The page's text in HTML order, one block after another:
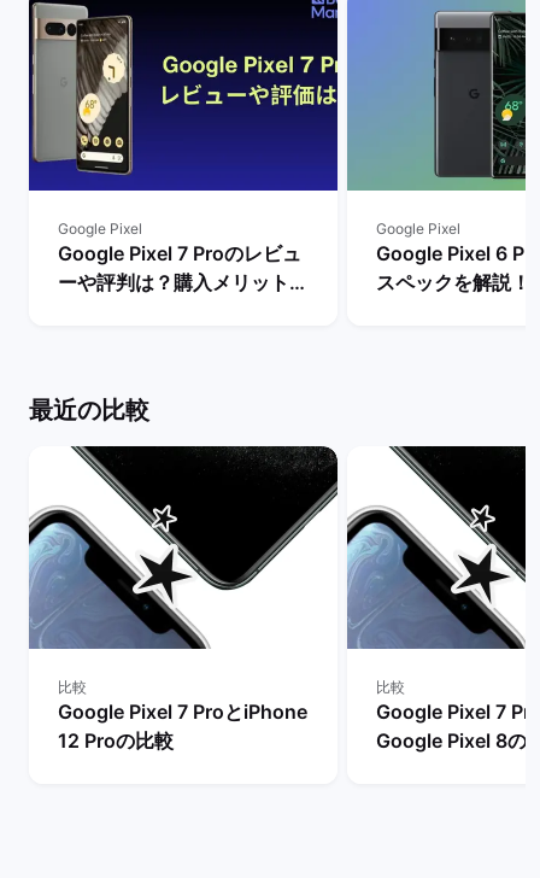
Google Pixel
Google Pixel 7 Proのレビュ
ーや評判は？購入メリットと
Google Pixel
Google Pixel 6
スペックを解説！
最近の比較
比較
Google Pixel 7 ProとiPhone
12 Proの比較
比較
Google Pixel 7
Google Pixel 8の